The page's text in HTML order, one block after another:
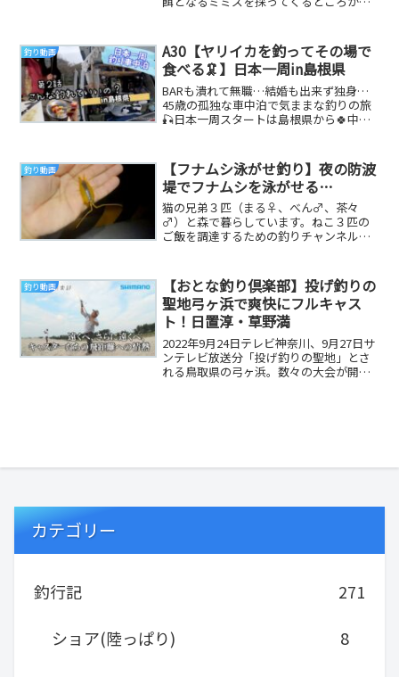
釣り動画
A30【ヤリイカを釣ってその場で
食べる🦑】日本一周in島根県
BARも潰れて無職…結婚も出来ず独身…
45歳の孤独な車中泊で気ままな釣りの旅
🎣日本一周スタートは島根県から🍀中国
釣り動画
【フナムシ泳がせ釣り】夜の防波
堤でフナムシを泳がせる…
猫の兄弟３匹（まる♀、べん♂、茶々
♂）と森で暮らしています。ねこ３匹の
ご飯を調達するための釣りチャンネルで
釣り動画
【おとな釣り倶楽部】投げ釣りの
聖地弓ヶ浜で爽快にフルキャス
ト！日置淳・草野満
2022年9月24日テレビ神奈川、9月27日サ
ンテレビ放送分「投げ釣りの聖地」とさ
れる鳥取県の弓ヶ浜。数々の大会が開か
カテゴリー
釣行記
271
ショア(陸っぱり)
8